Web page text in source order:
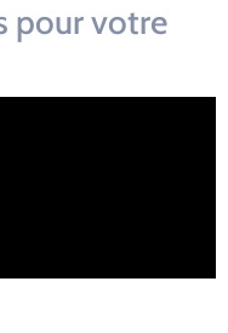
pour votre